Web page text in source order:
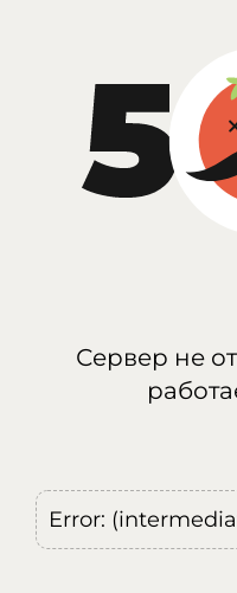
Сервер не